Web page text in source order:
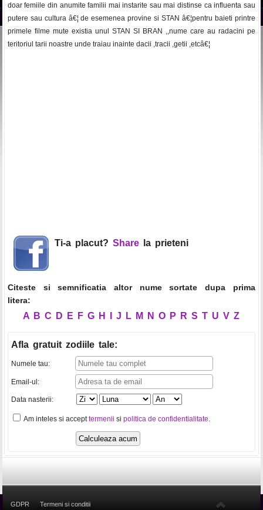
doar femiile din anumite familii mai instarite sau mai distinse ca influenta sau
putere sau cultura â€¦ de esemenea provine si STAN â€¦pentru baieti printre
primele filme mute existia unul STAN SI BRAN ,,nume care au radacini pe
teritoriul tarii noastre unde traiau inainte dacii ,tracii ,getii ,etcâ€¦
Ti-a placut? Share la prieteni
Citeste si semnificatia altor nume sortate dupa prima
litera:
A B C D E F G H J L M N O P R S T U V Z
Afla gratuit zodiile tale:
Numele tau:
Email-ul:
Data nasterii:
Am inteles si accepttermenii si politica de confidentialitate.
GDPR Termeni si conditii